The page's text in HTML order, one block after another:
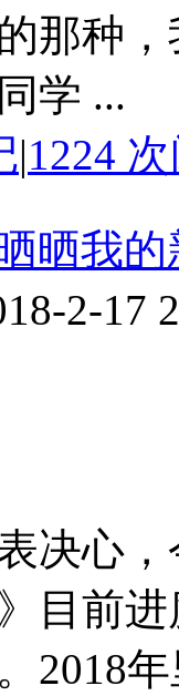
那种
学 ...
|1224
晒我
2-17
决心
目前
2018